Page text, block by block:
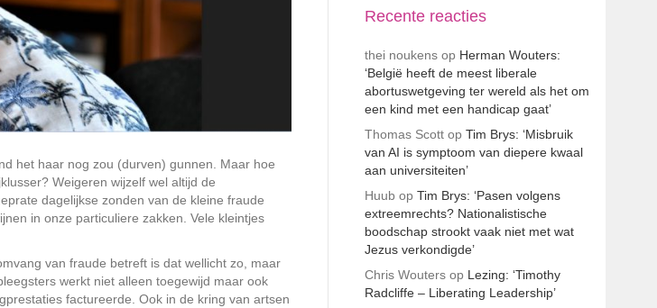
het haar nog zou (durven) gunnen. Maar hoe
Weigeren wijzelf wel altijd de
dagelijkse zonden van de kleine fraude
in onze particuliere zakken. Vele kleintjes
van fraude betreft is dat wellicht zo, maar
werkt niet alleen toegewijd maar ook
factureerde. Ook in de kring van artsen
Recente reacties
thei noukensop Herman Wouters:
‘België heeft de meest liberale
abortuswetgeving ter wereld als het om
een kind met een handicap gaat’
Thomas Scottop Tim Brys: ‘Misbruik
van AI is symptoom van diepere kwaal
aan universiteiten’
Huubop Tim Brys: ‘Pasen volgens
extreemrechts? Nationalistische
boodschap strookt vaak niet met wat
Jezus verkondigde’
Chris Woutersop Lezing: ‘Timothy
Radcliffe – Liberating Leadership’